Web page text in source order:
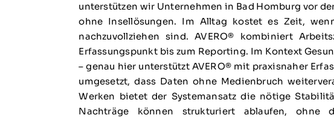
unterstützen wir Unternehmen in Bad Homburg vor
ohne Insellösungen. Im Alltag kostet es Zeit,
nachzuvollziehen sind. AVERO® kombiniert
Erfassungspunkt bis zum Reporting. Im Kontext
– genau hier unterstützt AVERO® mit praxisnaher
umgesetzt, dass Daten ohne Medienbruch
Werken bietet der Systemansatz die nötige
Nachträge können strukturiert ablaufen, ohne